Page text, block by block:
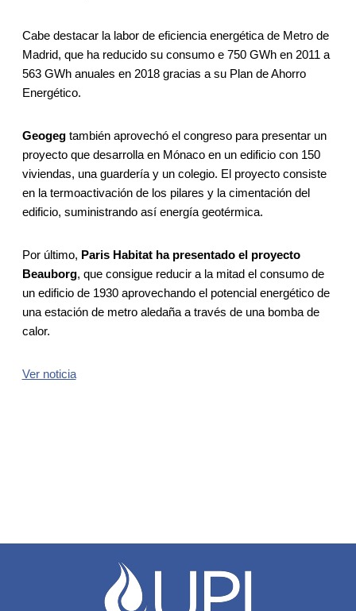
Cabe destacar la labor de eficiencia energética de Metro de
Madrid, que ha reducido su consumo e 750 GWh en 2011 a
563 GWh anuales en 2018 gracias a su Plan de Ahorro
Energético.
Geogeg también aprovechó el congreso para presentar un
proyecto que desarrolla en Mónaco en un edificio con 150
viviendas, una guardería y un colegio. El proyecto consiste
en la termoactivación de los pilares y la cimentación del
edificio, suministrando así energía geotérmica.
Por último, Paris Habitat ha presentado el proyecto
Beauborg, que consigue reducir a la mitad el consumo de
un edificio de 1930 aprovechando el potencial energético de
una estación de metro aledaña a través de una bomba de
calor.
Ver noticia